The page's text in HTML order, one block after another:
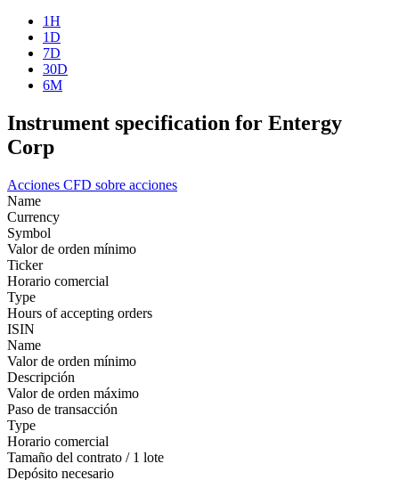
1H
1D
7D
30D
6M
Instrument specification for Entergy
Corp
Acciones CFD sobre acciones
Name
Currency
Symbol
Valor de orden mínimo
Ticker
Horario comercial
Type
Hours of accepting orders
ISIN
Name
Valor de orden mínimo
Descripción
Valor de orden máximo
Paso de transacción
Type
Horario comercial
Tamaño del contrato / 1 lote
Depósito necesario